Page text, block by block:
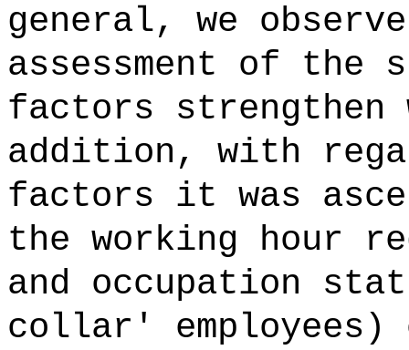
general, we
assessment of the
factors
addition, with
factors it was
the working hour
and occupation
collar'